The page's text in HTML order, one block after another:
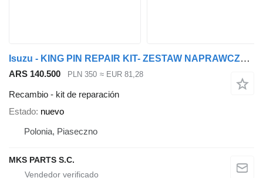
Isuzu - KING PIN REPAIR KIT- ZESTAW NAPRAWCZY ZWROTNICY kit de reparación para Isuzu camión
ARS 140.500 PLN 350 ≈ EUR 81,28
Recambio - kit de reparación
Estado nuevo
Polonia, Piaseczno
MKS PARTS S.C.